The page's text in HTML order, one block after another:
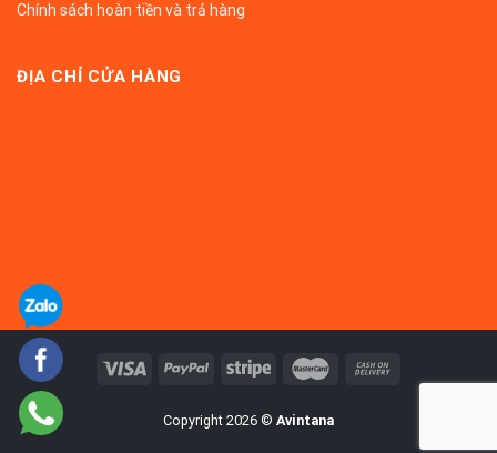
Chính sách hoàn tiền và trả hàng
ĐỊA CHỈ CỬA HÀNG
Copyright 2026 © Avintana